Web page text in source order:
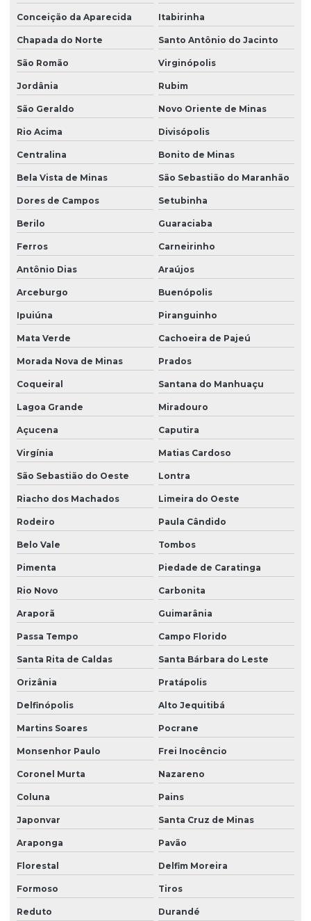
Conceição da Aparecida Itabirinha
Chapada do Norte Santo Antônio do Jacinto
São Romão Virginópolis
Jordânia Rubim
São Geraldo Novo Oriente de Minas
Rio Acima Divisópolis
Centralina Bonito de Minas
Bela Vista de Minas São Sebastião do Maranhão
Dores de Campos Setubinha
Berilo Guaraciaba
Ferros Carneirinho
Antônio Dias Araújos
Arceburgo Buenópolis
Ipuiúna Piranguinho
Mata Verde Cachoeira de Pajeú
Morada Nova de Minas Prados
Coqueiral Santana do Manhuaçu
Lagoa Grande Miradouro
Açucena Caputira
Virgínia Matias Cardoso
São Sebastião do Oeste Lontra
Riacho dos Machados Limeira do Oeste
Rodeiro Paula Cândido
Belo Vale Tombos
Pimenta Piedade de Caratinga
Rio Novo Carbonita
Araporã Guimarânia
Passa Tempo Campo Florido
Santa Rita de Caldas Santa Bárbara do Leste
Orizânia Pratápolis
Delfinópolis Alto Jequitibá
Martins Soares Pocrane
Monsenhor Paulo Frei Inocêncio
Coronel Murta Nazareno
Coluna Pains
Japonvar Santa Cruz de Minas
Araponga Pavão
Florestal Delfim Moreira
Formoso Tiros
Reduto Durandé